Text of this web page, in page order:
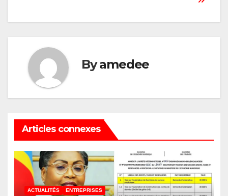
Byamedee
Articles connexes
ACTUALITÉS ENTREPRISES